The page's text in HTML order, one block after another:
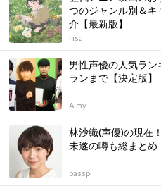
つのジャンル別＆
介【最新版】
risa
男性声優の人気ラ
ランまで【決定版】
Aimy
林沙織(声優)の現在
未遂の噂も総まとめ
passpi